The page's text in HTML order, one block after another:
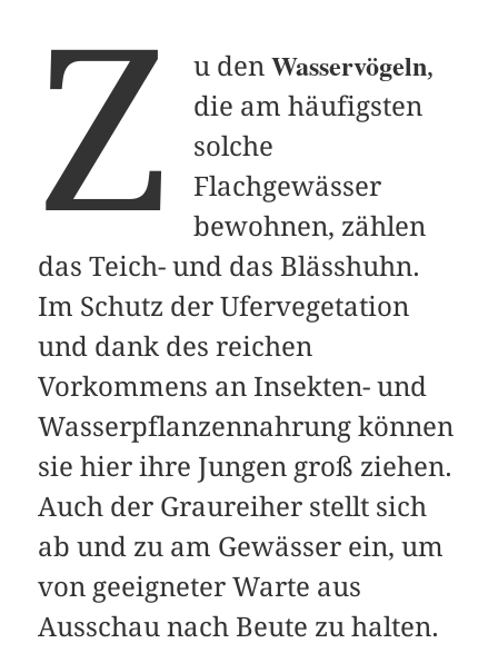
Z u denWasservögeln,
die am häufigsten
solche
Flachgewässer
bewohnen, zählen
das Teich- und das Blässhuhn.
Im Schutz der Ufervegetation
und dank des reichen
Vorkommens an Insekten- und
Wasserpflanzennahrung können
sie hier ihre Jungen groß ziehen.
Auch der Graureiher stellt sich
ab und zu am Gewässer ein, um
von geeigneter Warte aus
Ausschau nach Beute zu halten.